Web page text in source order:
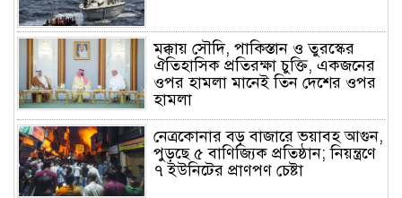
মক্কায় সৌদি, পাকিস্তান ও তুরস্কের
ঐতিহাসিক প্রতিরক্ষা চুক্তি, একজনের
ওপর হামলা মানেই তিন দেশের ওপর
হামলা
নেত্রকোনার বড় বাজারে ভয়াবহ আগুন,
পুড়ছে ৫ বাণিজ্যিক প্রতিষ্ঠান; নিয়ন্ত্রণে
৭ ইউনিটের প্রাণপণ চেষ্টা